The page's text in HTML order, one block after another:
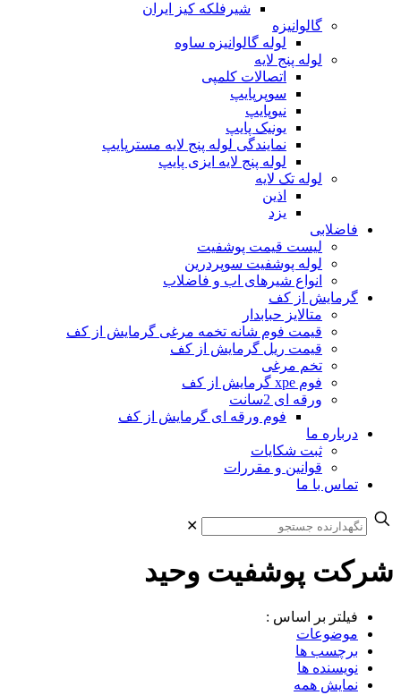
شیرفلکه کیز ایران
گالوانیزه
لوله گالوانیزه ساوه
لوله پنج لایه
اتصالات کلمپی
سوپرپایپ
نیوپایپ
یونیک پایپ
نمایندگی لوله پنج لایه مسترپایپ
لوله پنج لایه ایزی پایپ
لوله تک لایه
اذین
یزد
فاضلابی
لیست قیمت پوشفیت
لوله پوشفیت سوپردرین
انواع شیرهای اب و فاضلاب
گرمایش از کف
متالایز حبابدار
قیمت فوم شانه تخمه مرغی گرمایش از کف
قیمت ریل گرمایش از کف
تخم مرغی
فوم xpe گرمایش از کف
ورقه ای 2سانت
فوم ورقه ای گرمایش از کف
درباره ما
ثبت شکایات
قوانین و مقررات
تماس با ما
✕
شرکت پوشفیت وحید
فیلتر بر اساس :
موضوعات
برچسب ها
نویسنده ها
نمایش همه